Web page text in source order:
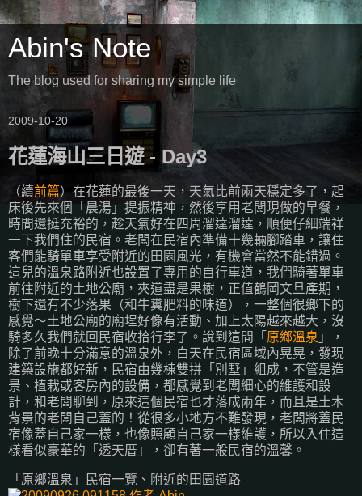
Abin's Note
The blog used for sharing my simple life
2009-10-20
花蓮海山三日遊 - Day3
（續前篇）在花蓮的最後一天，天氣比前兩天穩定多了，起
床後先來個「晨湯」提振精神，然後享用老闆現做的早餐，
時間還挺充裕的，趁天氣好在四周溜達溜達，順便仔細端祥
一下我們住的民宿。老闆在民宿內準備十幾輛腳踏車，讓住
客們能騎單車享受附近的田園風光，有機會當然不能錯過。
這兒的溫泉路附近也設置了專用的自行車道，我們騎著單車
前往附近的土地公廟，夾道盡是果樹，正值鶴岡文旦產期，
樹下還有不少落果（和牛糞肥料的味道），一整個很鄉下的
感覺～土地公廟的廟埕好像有活動、加上太陽越來越大，沒
騎多久我們就回民宿收拾行李了。說到這間「 原鄉溫泉 」，
除了前晚十分滿意的溫泉外，白天在民宿區域內晃晃，發現
建築設施都好新，民宿由幾棟雙拼「別墅」組成，不管是造
景、植栽或客房內的設備，都感覺到老闆細心的維護和設
計，和老闆聊到，原來這個民宿也才落成兩年，而且是土木
背景的老闆自己蓋的！從很多小地方不難發現，老闆將蓋民
宿像蓋自己家一樣，也像照顧自己家一樣維護，所以入住這
樣看似豪華的「透天厝」，卻有著一般民宿的溫馨。
「原鄉溫泉」民宿一覽、附近的田園道路